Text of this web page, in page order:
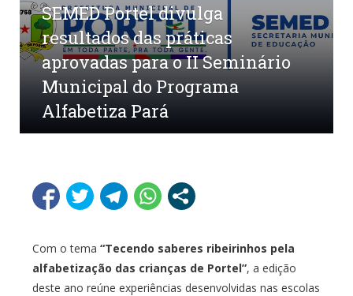
SEMED Portel divulga
resultados das práticas
aprovadas para o II Seminário
Municipal do Programa
Alfabetiza Pará
Com o tema “Tecendo saberes ribeirinhos pela
alfabetização das crianças de Portel”, a edição
deste ano reúne experiências desenvolvidas nas escolas